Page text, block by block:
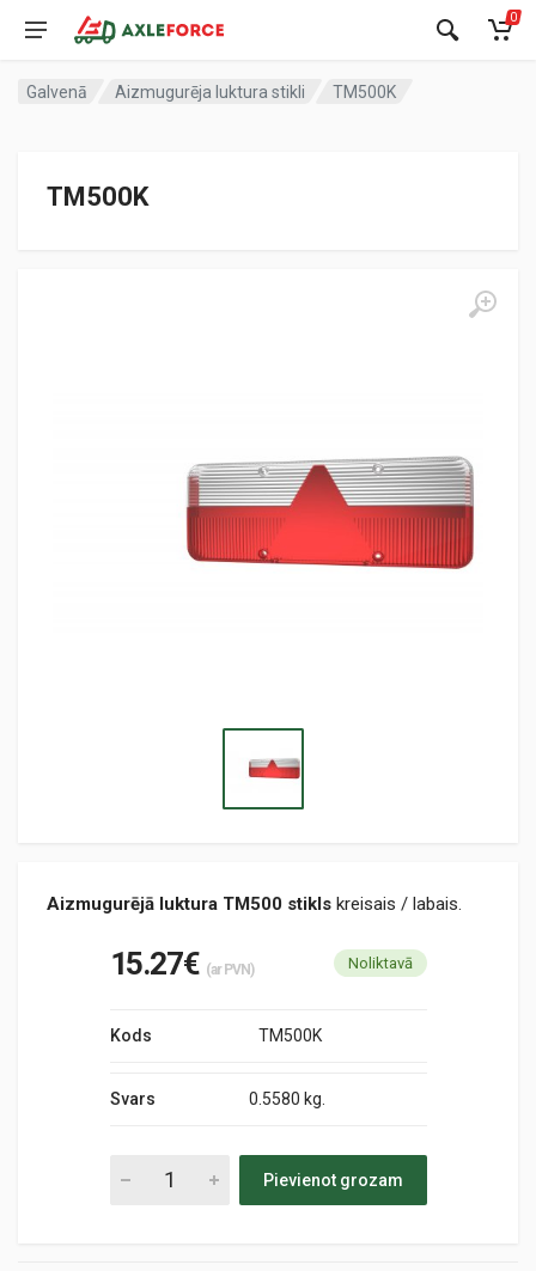
0
Galvenā Aizmugurēja luktura stikli TM500K
TM500K
Aizmugurējā luktura TM500 stikls kreisais / labais.
15.27€ (ar PVN) Noliktavā
Kods TM500K
Svars 0.5580 kg.
Pievienot grozam